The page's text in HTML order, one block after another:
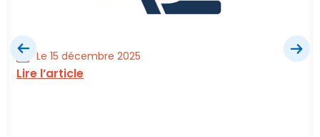
Le 15 décembre 2025
Lire l’article